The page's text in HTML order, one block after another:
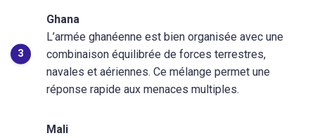
Ghana
L’armée ghanéenne est bien organisée avec une
combinaison équilibrée de forces terrestres,
navales et aériennes. Ce mélange permet une
réponse rapide aux menaces multiples.
Mali